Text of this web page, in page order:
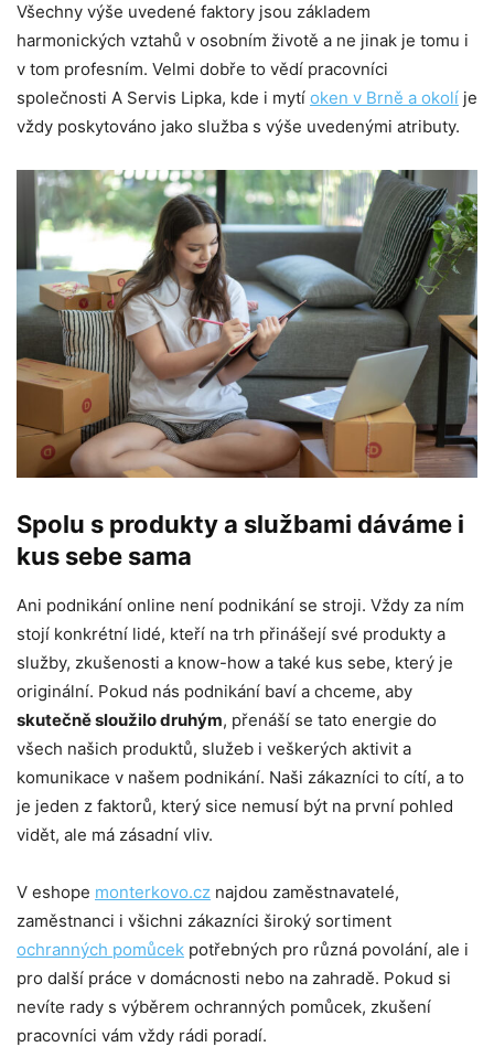
Všechny výše uvedené faktory jsou základem
harmonických vztahů v osobním životě a ne jinak je tomu i
v tom profesním. Velmi dobře to vědí pracovníci
společnosti A Servis Lipka, kde i mytí oken v Brně a okolí je
vždy poskytováno jako služba s výše uvedenými atributy.
Spolu s produkty a službami dáváme i
kus sebe sama
Ani podnikání online není podnikání se stroji. Vždy za ním
stojí konkrétní lidé, kteří na trh přinášejí své produkty a
služby, zkušenosti a know-how a také kus sebe, který je
originální. Pokud nás podnikání baví a chceme, aby
skutečně sloužilo druhým, přenáší se tato energie do
všech našich produktů, služeb i veškerých aktivit a
komunikace v našem podnikání. Naši zákazníci to cítí, a to
je jeden z faktorů, který sice nemusí být na první pohled
vidět, ale má zásadní vliv.
V eshope monterkovo.cz najdou zaměstnavatelé,
zaměstnanci i všichni zákazníci široký sortiment
ochranných pomůcek potřebných pro různá povolání, ale i
pro další práce v domácnosti nebo na zahradě. Pokud si
nevíte rady s výběrem ochranných pomůcek, zkušení
pracovníci vám vždy rádi poradí.